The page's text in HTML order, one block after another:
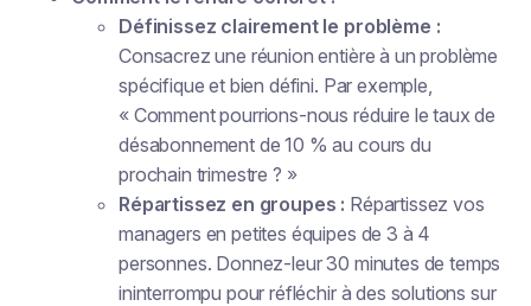
Définissez clairement le problème :
Consacrez une réunion entière à un problème
spécifique et bien défini. Par exemple,
« Comment pourrions-nous réduire le taux de
désabonnement de 10 % au cours du
prochain trimestre ? »
Répartissez en groupes : Répartissez vos
managers en petites équipes de 3 à 4
personnes. Donnez-leur 30 minutes de temps
ininterrompu pour réfléchir à des solutions sur